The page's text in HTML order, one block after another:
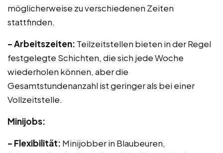
möglicherweise zu verschiedenen Zeiten
stattfinden.
– Arbeitszeiten: Teilzeitstellen bieten in der Regel
festgelegte Schichten, die sich jede Woche
wiederholen können, aber die
Gesamtstundenanzahl ist geringer als bei einer
Vollzeitstelle.
Minijobs:
– Flexibilität: Minijobber in Blaubeuren,